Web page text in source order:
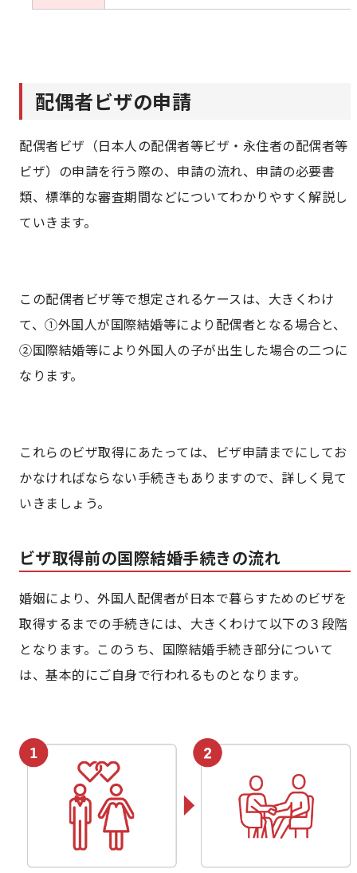
配偶者ビザの申請
配偶者ビザ（日本人の配偶者等ビザ・永住者の配偶者等
ビザ）の申請を行う際の、申請の流れ、申請の必要書
類、標準的な審査期間などについてわかりやすく解説し
ていきます。
この配偶者ビザ等で想定されるケースは、大きくわけ
て、①外国人が国際結婚等により配偶者となる場合と、
②国際結婚等により外国人の子が出生した場合の二つに
なります。
これらのビザ取得にあたっては、ビザ申請までにしてお
かなければならない手続きもありますので、詳しく見て
いきましょう。
ビザ取得前の国際結婚手続きの流れ
婚姻により、外国人配偶者が日本で暮らすためのビザを
取得するまでの手続きには、大きくわけて以下の３段階
となります。このうち、国際結婚手続き部分について
は、基本的にご自身で行われるものとなります。